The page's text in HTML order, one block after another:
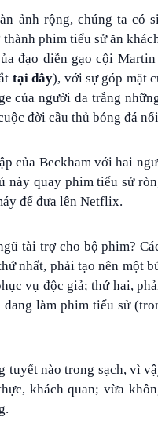
ảnh rộng, chúng ta có
phim tiểu sử ăn
đạo diễn gạo cội
tại đây), với sự góp mặt
của người da trắng
đời cầu thủ bóng đá
của Beckham với hai
này quay phim tiểu sử
để đưa lên Netflix.
tài trợ cho bộ phim?
nhất, phải tạo nên một
vụ độc giả; thứ hai,
làm phim tiểu sử
nào trong sạch, vì
khách quan; vừa